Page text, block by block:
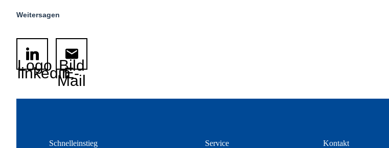
Weitersagen
Logo
linkedinBild
E-
Mail
Schnelleinstieg Service Kontakt